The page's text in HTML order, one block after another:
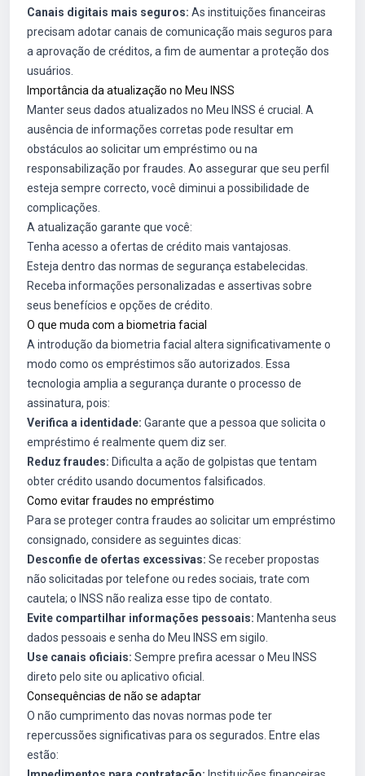
Canais digitais mais seguros: As instituições financeiras
precisam adotar canais de comunicação mais seguros para
a aprovação de créditos, a fim de aumentar a proteção dos
usuários.
Importância da atualização no Meu INSS
Manter seus dados atualizados no Meu INSS é crucial. A
ausência de informações corretas pode resultar em
obstáculos ao solicitar um empréstimo ou na
responsabilização por fraudes. Ao assegurar que seu perfil
esteja sempre correcto, você diminui a possibilidade de
complicações.
A atualização garante que você:
Tenha acesso a ofertas de crédito mais vantajosas.
Esteja dentro das normas de segurança estabelecidas.
Receba informações personalizadas e assertivas sobre
seus benefícios e opções de crédito.
O que muda com a biometria facial
A introdução da biometria facial altera significativamente o
modo como os empréstimos são autorizados. Essa
tecnologia amplia a segurança durante o processo de
assinatura, pois:
Verifica a identidade: Garante que a pessoa que solicita o
empréstimo é realmente quem diz ser.
Reduz fraudes: Dificulta a ação de golpistas que tentam
obter crédito usando documentos falsificados.
Como evitar fraudes no empréstimo
Para se proteger contra fraudes ao solicitar um empréstimo
consignado, considere as seguintes dicas:
Desconfie de ofertas excessivas: Se receber propostas
não solicitadas por telefone ou redes sociais, trate com
cautela; o INSS não realiza esse tipo de contato.
Evite compartilhar informações pessoais: Mantenha seus
dados pessoais e senha do Meu INSS em sigilo.
Use canais oficiais: Sempre prefira acessar o Meu INSS
direto pelo site ou aplicativo oficial.
Consequências de não se adaptar
O não cumprimento das novas normas pode ter
repercussões significativas para os segurados. Entre elas
estão: